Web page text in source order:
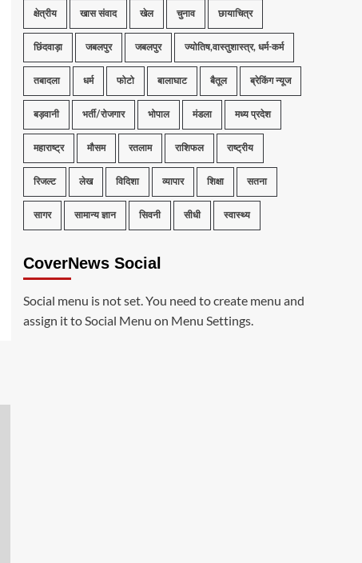
क्षेत्रीय खास संवाद खेल चुनाव छायाचित्र
छिंदवाड़ा जबलपुर जबलपुर ज्योतिष,वास्तुशास्त्र, धर्म-कर्म
तबादला धर्म फोटो बालाघाट बैतूल ब्रेकिंग न्यूज
बड़वानी भर्ती/रोजगार भोपाल मंडला मध्य प्रदेश
महाराष्ट्र मौसम रतलाम राशिफल राष्ट्रीय
रिजल्ट लेख विदिशा व्यापार शिक्षा सतना
सागर सामान्य ज्ञान सिवनी सीधी स्वास्थ्य
CoverNews Social
Social menu is not set. You need to create menu and
assign it to Social Menu on Menu Settings.